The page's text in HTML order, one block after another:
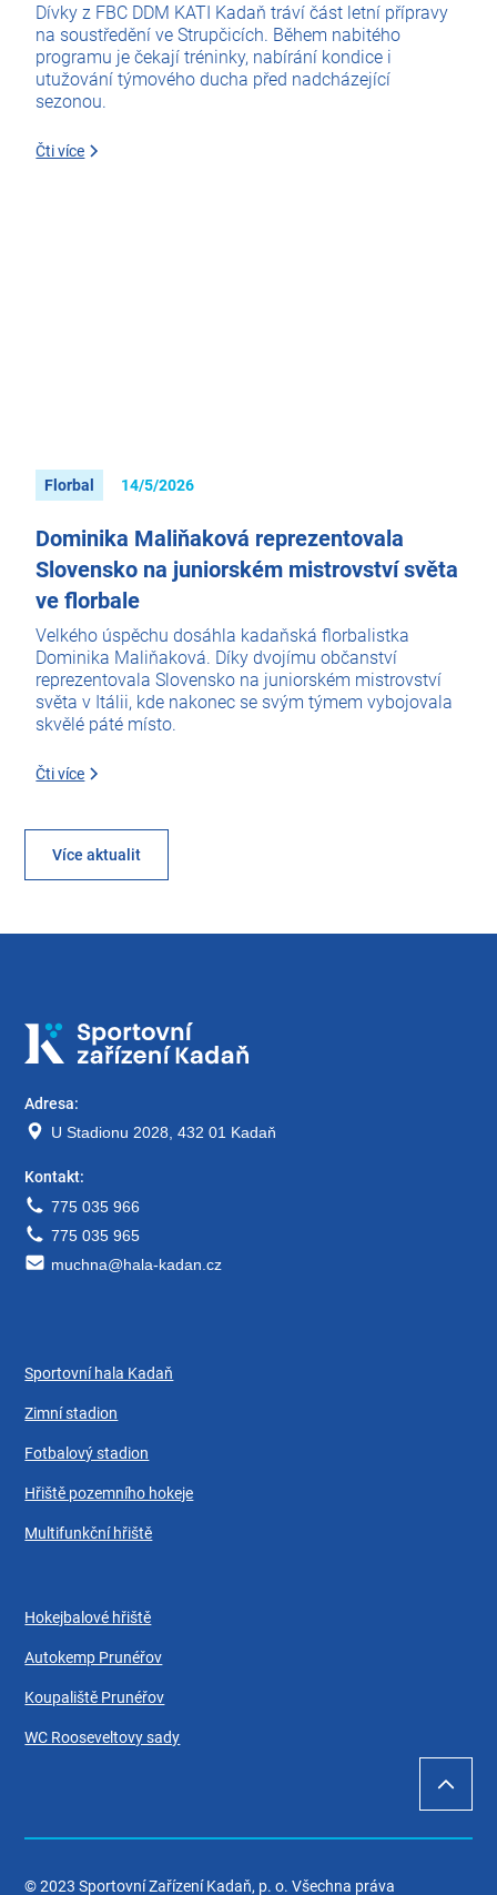
Dívky z FBC DDM KATI Kadaň tráví část letní přípravy
na soustředění ve Strupčicích. Během nabitého
programu je čekají tréninky, nabírání kondice i
utužování týmového ducha před nadcházející
sezonou.
Čti více
Florbal 14/5/2026
Dominika Maliňaková reprezentovala
Slovensko na juniorském mistrovství světa
ve florbale
Velkého úspěchu dosáhla kadaňská florbalistka
Dominika Maliňaková. Díky dvojímu občanství
reprezentovala Slovensko na juniorském mistrovství
světa v Itálii, kde nakonec se svým týmem vybojovala
skvělé páté místo.
Čti více
Více aktualit
Adresa:
U Stadionu 2028, 432 01 Kadaň
Kontakt:
775 035 966
775 035 965
muchna@hala-kadan.cz
Sportovní hala Kadaň
Zimní stadion
Fotbalový stadion
Hřiště pozemního hokeje
Multifunkční hřiště
Hokejbalové hřiště
Autokemp Prunéřov
Koupaliště Prunéřov
WC Rooseveltovy sady
© 2023 Sportovní Zařízení Kadaň, p. o. Všechna práva